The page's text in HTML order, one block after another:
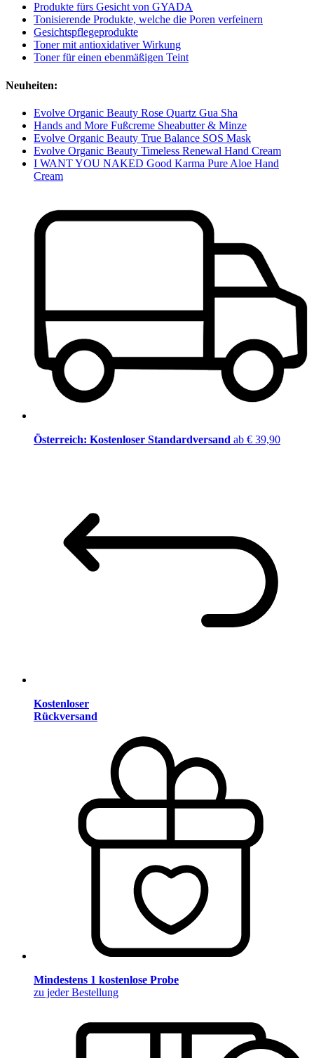
Produkte fürs Gesicht von GYADA
Tonisierende Produkte, welche die Poren verfeinern
Gesichtspflegeprodukte
Toner mit antioxidativer Wirkung
Toner für einen ebenmäßigen Teint
Neuheiten:
Evolve Organic Beauty Rose Quartz Gua Sha
Hands and More Fußcreme Sheabutter & Minze
Evolve Organic Beauty True Balance SOS Mask
Evolve Organic Beauty Timeless Renewal Hand Cream
I WANT YOU NAKED Good Karma Pure Aloe Hand
Cream
Österreich: Kostenloser Standardversand ab € 39,90
Kostenloser
Rückversand
Mindestens 1 kostenlose Probe
zu jeder Bestellung